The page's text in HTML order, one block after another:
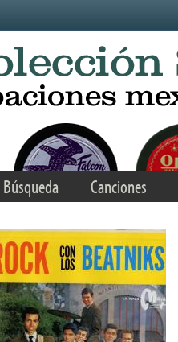
Búsqueda Canciones